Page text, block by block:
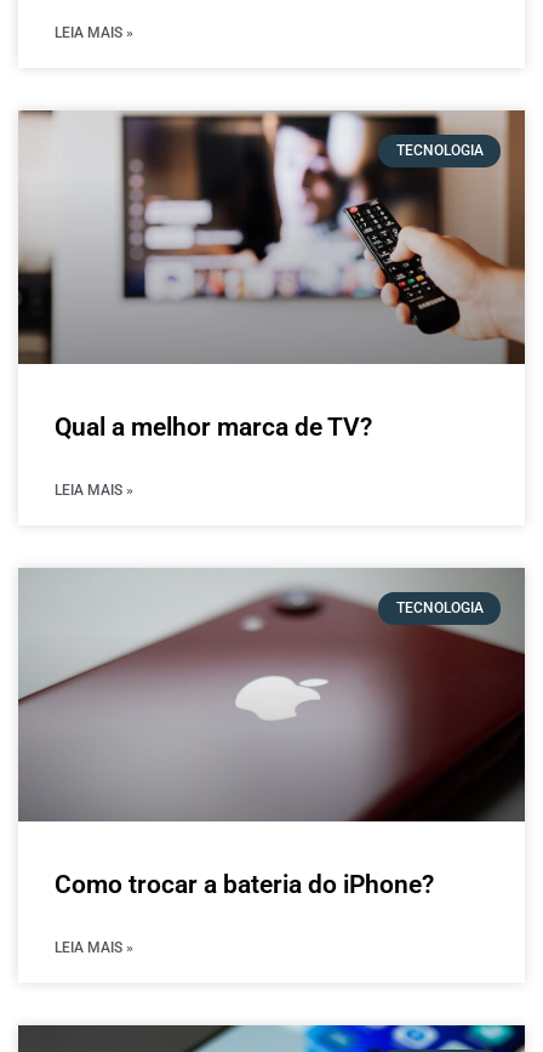
LEIA MAIS »
TECNOLOGIA
Qual a melhor marca de TV?
LEIA MAIS »
TECNOLOGIA
Como trocar a bateria do iPhone?
LEIA MAIS »